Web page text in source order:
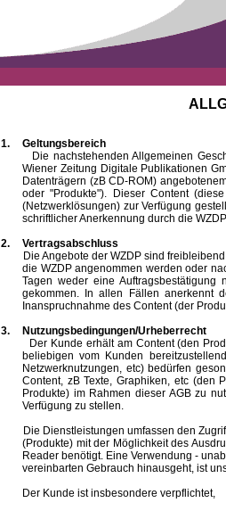
1.
Geltungsbereich
Die nachstehenden Allgemeinen
Wiener Zeitung Digitale Publikationen
Datenträgern (zB CD-ROM)
oder "Produkte"). Dieser Content
(Netzwerklösungen) zur Verfügung
schriftlicher Anerkennung durch die
2.
Vertragsabschluss
Die Angebote der WZDP sind freibleibend.
die WZDP angenommen werden oder
Tagen weder eine
gekommen. In allen Fällen anerkennt
Inanspruchnahme des Content (der
3.
Nutzungsbedingungen/Urheberrecht
Der Kunde erhält am Content (den
beliebigen vom Kunden
Netzwerknutzungen, etc) bedürfen
Content, zB Texte, Graphiken, etc (den
Produkte) im Rahmen dieser AGB zu
Verfügung zu stellen.
Die Dienstleistungen umfassen den Zugriff
(Produkte) mit der Möglichkeit des
Reader benötigt. Eine Verwendung -
vereinbarten Gebrauch hinausgeht, ist
Der Kunde ist insbesondere verpflichtet,